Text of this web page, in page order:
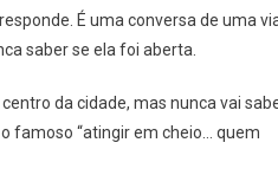
É uma conversa de uma
saber se ela foi aberta.
da cidade, mas nunca vai
famoso “atingir em cheio… quem